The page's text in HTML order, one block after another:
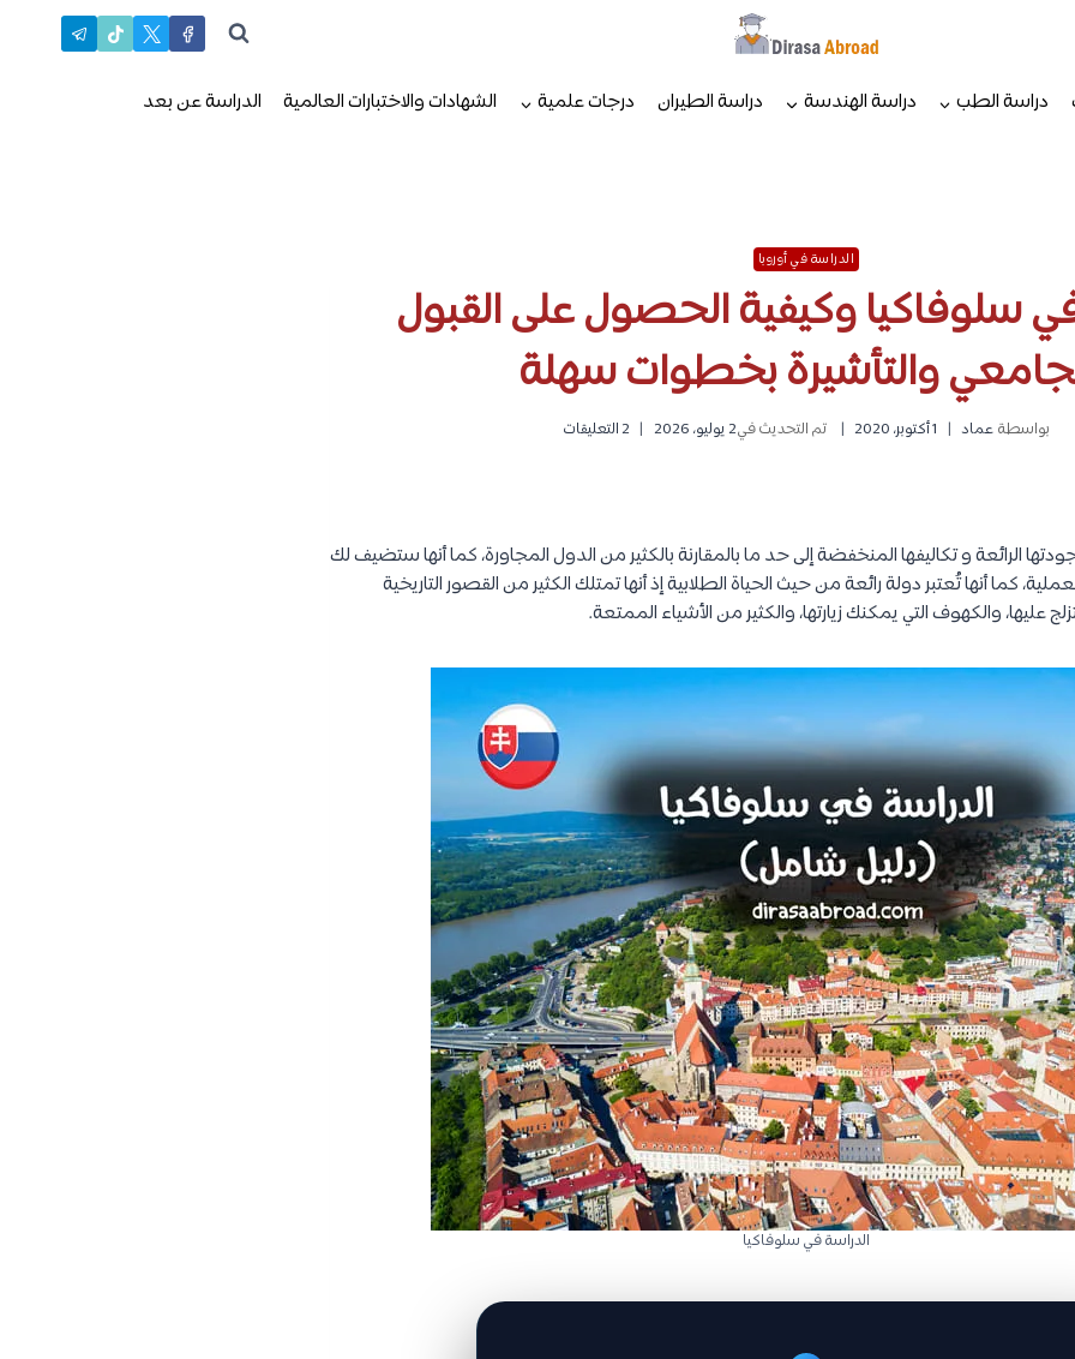
دراسة الطب دراسة الهندسة دراسة الطيران درجات علمية الشهادات والاختبارات العالمية الدراسة عن بعد
الدراسة في أوروبا
سلوفاكيا وكيفية الحصول على القبول
والتأشيرة بخطوات سهلة
بواسطة عماد 1 أكتوبر، 2020 تم التحديث في2 يوليو، 2026 2 التعليقات
الرائعة و تكاليفها المنخفضة إلى حد ما بالمقارنة بالكثير من الدول المجاورة، كما أنها ستضيف لك
كما أنها تُعتبر دولة رائعة من حيث الحياة الطلابية إذ أنها تمتلك الكثير من القصور التاريخية
عليها، والكهوف التي يمكنك زيارتها، والكثير من الأشياء الممتعة.
الدراسة في سلوفاكيا